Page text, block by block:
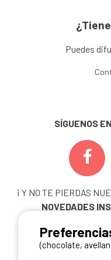
Puedes
SÍGUENOS
¡ Y NO TE PIERDAS
NOVEDADES
(chocolate,